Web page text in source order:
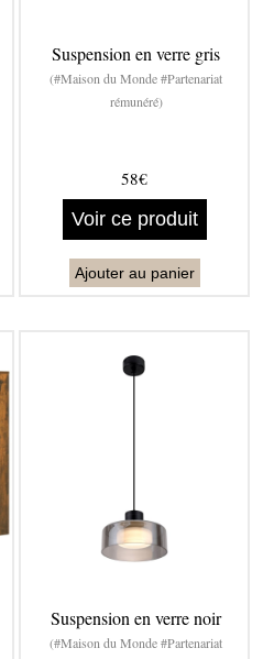
Suspension en verre gris
(#Maison du Monde #Partenariat
rémunéré)
58€
Voir ce produit
Ajouter au panier
Suspension en verre noir
(#Maison du Monde #Partenariat